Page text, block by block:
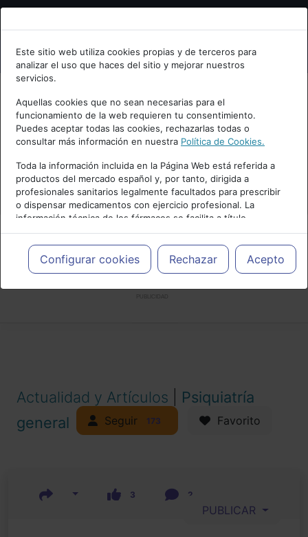
Bienvenid@ a psiquiatria.com
Escribe tu Email
Accede o regístrate con tu email.
Cancelar
Este sitio web utiliza cookies propias y de terceros para
analizar el uso que haces del sitio y mejorar nuestros
servicios.
Aquellas cookies que no sean necesarias para el
funcionamiento de la web requieren tu consentimiento.
Puedes aceptar todas las cookies, rechazarlas todas o
consultar más información en nuestra Política de Cookies.
Toda la información incluida en la Página Web está referida a
productos del mercado español y, por tanto, dirigida a
profesionales sanitarios legalmente facultados para prescribir
o dispensar medicamentos con ejercicio profesional. La
información técnica de los fármacos se facilita a título
meramente informativo, siendo responsabilidad de los
profesionales facultados prescribir medicamentos y decidir, en
cada caso concreto, el tratamiento más adecuado a las
necesidades del paciente.
Configurar cookies Rechazar Acepto
Actualidad y Artículos
Psiquiatría
general
Seguir 173 Favorito
3 2
PUBLICAR